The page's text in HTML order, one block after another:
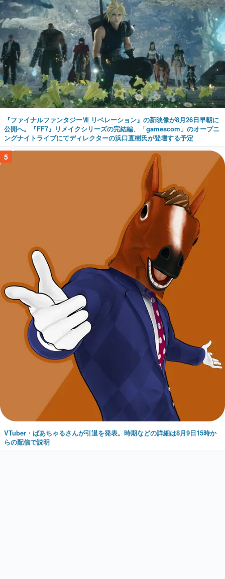
『ファイナルファンタジーⅦ リベレーション』の新映像が8月26日早朝に
公開へ。『FF7』リメイクシリーズの完結編、「gamescom」のオープニ
ングナイトライブにてディレクターの浜口直樹氏が登壇する予定
5
VTuber・ばあちゃるさんが引退を発表。時期などの詳細は8月9日15時か
らの配信で説明